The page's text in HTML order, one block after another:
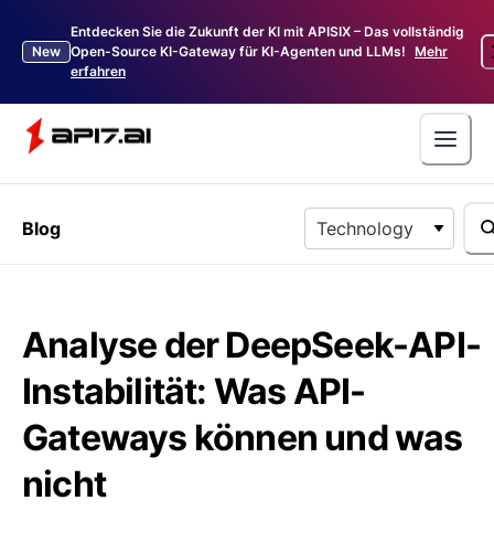
New
Entdecken Sie die Zukunft der KI mit APISIX – Das vollständig
Open-Source KI-Gateway für KI-Agenten und LLMs! Mehr
erfahren
Blog Technology
Analyse der DeepSeek-API-
Instabilität: Was API-
Gateways können und was
nicht